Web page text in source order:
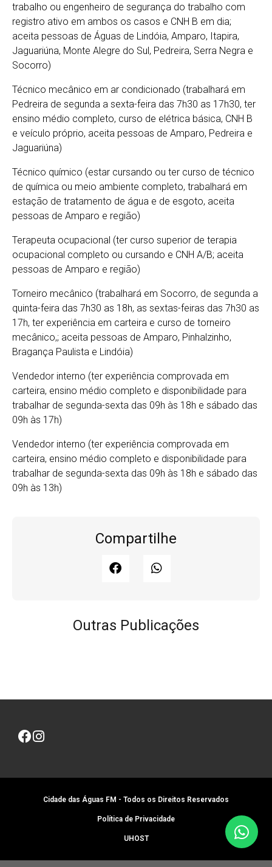
trabalho ou engenheiro de segurança do trabalho com
registro ativo em ambos os casos e CNH B em dia;
aceita pessoas de Águas de Lindóia, Amparo, Itapira,
Jaguariúna, Monte Alegre do Sul, Pedreira, Serra Negra e
Socorro)
Técnico mecânico em ar condicionado (trabalhará em
Pedreira de segunda a sexta-feira das 7h30 as 17h30, ter
ensino médio completo, curso de elétrica básica, CNH B
e veículo próprio, aceita pessoas de Amparo, Pedreira e
Jaguariúna)
Técnico químico (estar cursando ou ter curso de técnico
de química ou meio ambiente completo, trabalhará em
estação de tratamento de água e de esgoto, aceita
pessoas de Amparo e região)
Terapeuta ocupacional (ter curso superior de terapia
ocupacional completo ou cursando e CNH A/B; aceita
pessoas de Amparo e região)
Torneiro mecânico (trabalhará em Socorro, de segunda a
quinta-feira das 7h30 as 18h, as sextas-feiras das 7h30 as
17h, ter experiência em carteira e curso de torneiro
mecânico,; aceita pessoas de Amparo, Pinhalzinho,
Bragança Paulista e Lindóia)
Vendedor interno (ter experiência comprovada em
carteira, ensino médio completo e disponibilidade para
trabalhar de segunda-sexta das 09h às 18h e sábado das
09h às 17h)
Vendedor interno (ter experiência comprovada em
carteira, ensino médio completo e disponibilidade para
trabalhar de segunda-sexta das 09h às 18h e sábado das
09h às 13h)
Compartilhe
Outras Publicações
Cidade das Águas FM - Todos os Direitos Reservados
Política de Privacidade
UHOST